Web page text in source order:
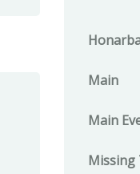
Main
Main
Missing